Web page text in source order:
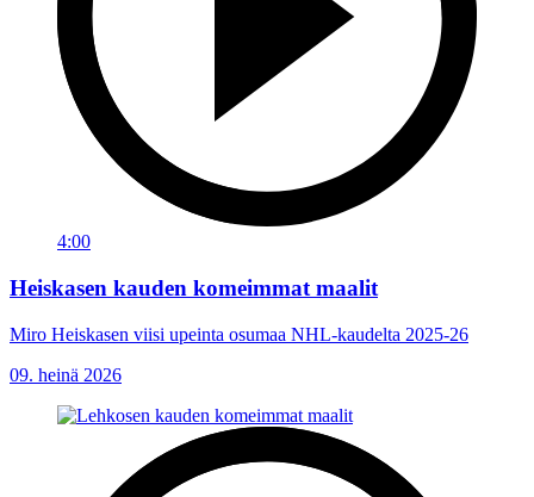
4:00
Heiskasen kauden komeimmat maalit
Miro Heiskasen viisi upeinta osumaa NHL-kaudelta 2025-26
09. heinä 2026